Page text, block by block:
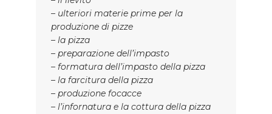
– ulteriori materie prime per la
produzione di pizze
– la pizza
– preparazione dell’impasto
– formatura dell’impasto della pizza
– la farcitura della pizza
– produzione focacce
– l’infornatura e la cottura della pizza